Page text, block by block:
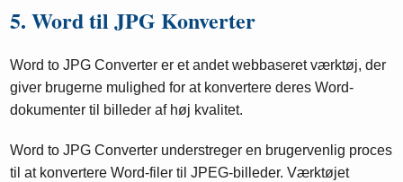
5. Word til JPG Konverter
Word to JPG Converter er et andet webbaseret værktøj, der
giver brugerne mulighed for at konvertere deres Word-
dokumenter til billeder af høj kvalitet.
Word to JPG Converter understreger en brugervenlig proces
til at konvertere Word-filer til JPEG-billeder. Værktøjet